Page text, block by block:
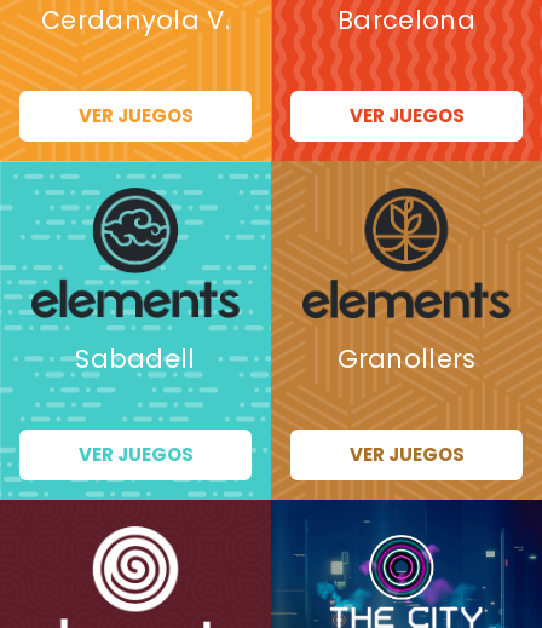
Cerdanyola V.
VER JUEGOS
Barcelona
VER JUEGOS
Sabadell
VER JUEGOS
Granollers
VER JUEGOS